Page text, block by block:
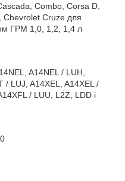
Combo, Corsa D,
Chevrolet Cruze для
ГРМ 1,0, 1,2, 1,4 л
A14NEL / LUH,
/ LUJ, A14XEL, A14XEL /
/ LUU, L2Z, LDD і